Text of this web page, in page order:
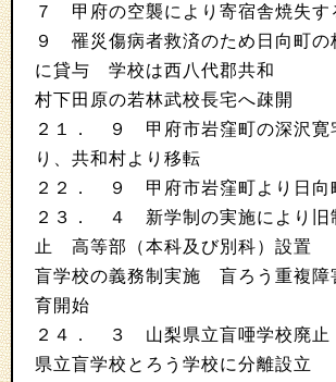
７ 甲府の空襲により寄宿舎焼失す
９ 罹災傷病者救済のため日向町の
に貸与 学校は西八代郡共和
村下田原の若林武校長宅へ疎開
２１． ９ 甲府市岩窪町の深沢寛
り、共和村より移転
２２． ９ 甲府市岩窪町より日向
２３． ４ 新学制の実施により旧
止 高等部（本科及び別科）設置
盲学校の義務制実施 盲ろう重複障
育開始
２４． ３ 山梨県立盲唖学校廃
県立盲学校とろう学校に分離設立